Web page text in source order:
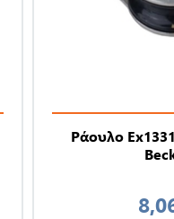
Ράουλο